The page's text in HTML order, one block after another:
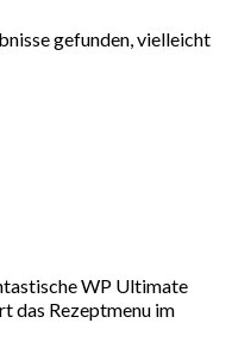
gefunden, vielleicht
WP Ultimate
das Rezeptmenu im